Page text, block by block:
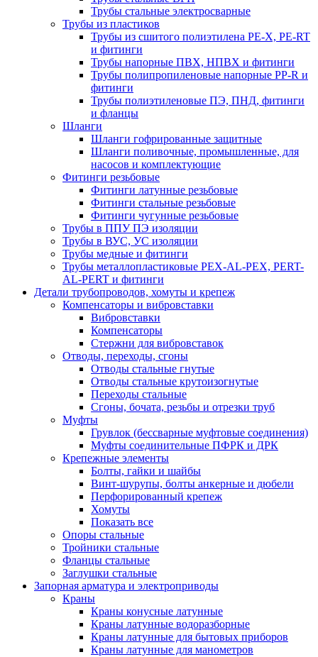
Трубы стальные электросварные
Трубы из пластиков
Трубы из сшитого полиэтилена PE-X, PE-RT
и фитинги
Трубы напорные ПВХ, НПВХ и фитинги
Трубы полипропиленовые напорные PP-R и
фитинги
Трубы полиэтиленовые ПЭ, ПНД, фитинги
и фланцы
Шланги
Шланги гофрированные защитные
Шланги поливочные, промышленные, для
насосов и комплектующие
Фитинги резьбовые
Фитинги латунные резьбовые
Фитинги стальные резьбовые
Фитинги чугунные резьбовые
Трубы в ППУ ПЭ изоляции
Трубы в ВУС, УС изоляции
Трубы медные и фитинги
Трубы металлопластиковые PEX-AL-PEX, PERT-
AL-PERT и фитинги
Детали трубопроводов, хомуты и крепеж
Компенсаторы и вибровставки
Вибровставки
Компенсаторы
Стержни для вибровставок
Отводы, переходы, сгоны
Отводы стальные гнутые
Отводы стальные крутоизогнутые
Переходы стальные
Сгоны, бочата, резьбы и отрезки труб
Муфты
Грувлок (бессварные муфтовые соединения)
Муфты соединительные ПФРК и ДРК
Крепежные элементы
Болты, гайки и шайбы
Винт-шурупы, болты анкерные и дюбели
Перфорированный крепеж
Хомуты
Показать все
Опоры стальные
Тройники стальные
Фланцы стальные
Заглушки стальные
Запорная арматура и электроприводы
Краны
Краны конусные латунные
Краны латунные водоразборные
Краны латунные для бытовых приборов
Краны латунные для манометров